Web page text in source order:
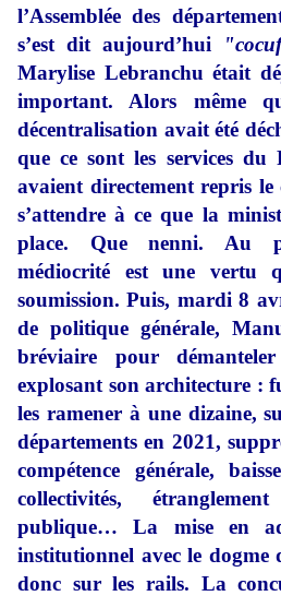
l’Assemblée des
s’est dit aujourd’hui
Marylise Lebranchu était
important. Alors même
décentralisation avait été
que ce sont les services
avaient directement repris
s’attendre à ce que la
place. Que nenni. Au
médiocrité est une vertu
soumission. Puis, mardi 8
de politique générale,
bréviaire pour
explosant son architecture :
les ramener à une dizaine,
départements en 2021,
compétence générale,
collectivités,
publique… La mise en
institutionnel avec le dogme
donc sur les rails. La